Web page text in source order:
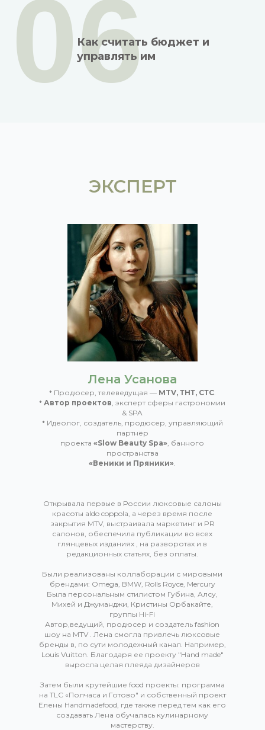
Как считать бюджет и
управлять им
06
ЭКСПЕРТ
Лена Усанова
* Продюсер, телеведущая — MTV, ТНТ, CТС.
*Автор проектов, эксперт сферы гастрономии
& SPA
* Идеолог, создатель, продюсер, управляющий
партнёр
проекта«Slow Beauty Spa», банного
пространства
«Веники и Пряники».
Открывала первые в России люксовые салоны
красоты aldo coppola, а через время после
закрытия MTV, выстраивала маркетинг и PR
салонов, обеспечила публикации во всех
глянцевых изданиях , на разворотах и в
редакционных статьях, без оплаты.
Были реализованы коллаборации с мировыми
брендами: Omega, BMW, Rolls Royce, Mercury
Была персональным стилистом Губина, Алсу,
Михей и Джуманджи, Кристины Орбакайте,
группы Hi-Fi
Автор,ведущий, продюсер и создатель fashion
шоу на MTV . Лена смогла привлечь люксовые
бренды в, по сути молодежный канал. Например,
Louis Vuitton. Благодаря ее проекту "Hand made"
выросла целая плеяда дизайнеров
Затем были крутейшие food проекты: программа
на TLC «Полчаса и Готово" и собственный проект
Елены Handmadefood, где также перед тем как его
создавать Лена обучалась кулинарному
мастерству.